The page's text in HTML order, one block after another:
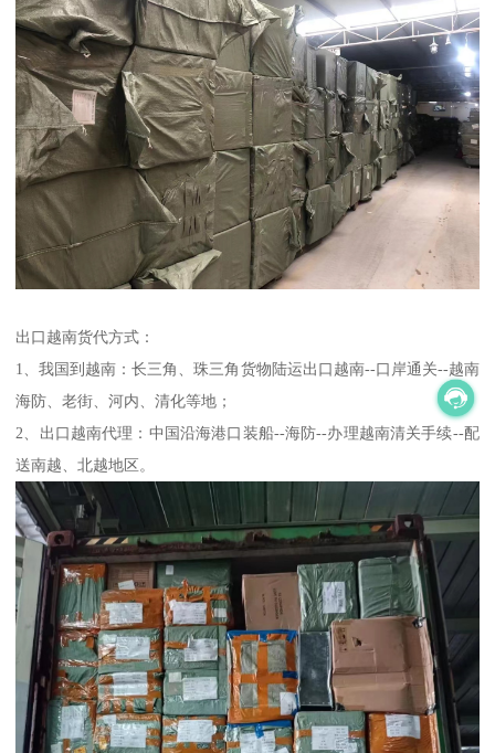
出口越南货代方式：
1、我国到越南：长三角、珠三角货物陆运出口越南--口岸通关--越南
海防、老街、河内、清化等地；
2、出口越南代理：中国沿海港口装船--海防--办理越南清关手续--配
送南越、北越地区。